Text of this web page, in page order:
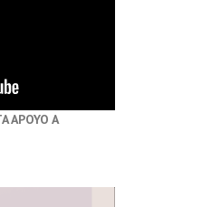
APOYO A